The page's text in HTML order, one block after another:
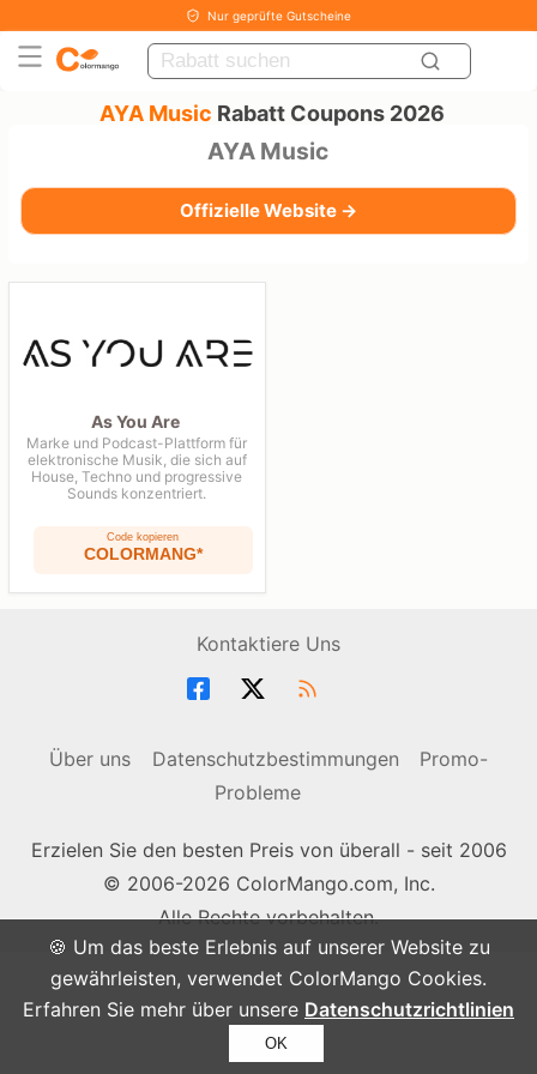
🍪 Um das beste Erlebnis auf unserer Website zu
gewährleisten, verwendet ColorMango Cookies.
Erfahren Sie mehr über unsere Datenschutzrichtlinien
OK
Nur geprüfte Gutscheine
AYA Music Rabatt Coupons 2026
AYA Music
Offizielle Website →
As You Are
Marke und Podcast-Plattform für
elektronische Musik, die sich auf
House, Techno und progressive
Sounds konzentriert.
Code kopieren
COLORMANG*
Kontaktiere Uns
Über uns Datenschutzbestimmungen
Promo-
Probleme
Erzielen Sie den besten Preis von überall - seit 2006
© 2006-2026 ColorMango.com, Inc.
Alle Rechte vorbehalten.